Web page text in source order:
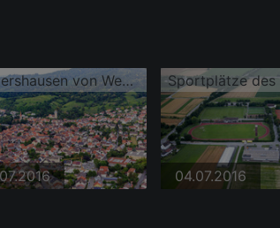
Leutershausen von Westen
04.07.2016